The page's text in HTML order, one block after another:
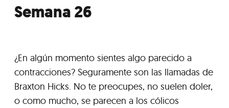
Semana 26
¿En algún momento sientes algo parecido a
contracciones? Seguramente son las llamadas de
Braxton Hicks. No te preocupes, no suelen doler,
o como mucho, se parecen a los cólicos